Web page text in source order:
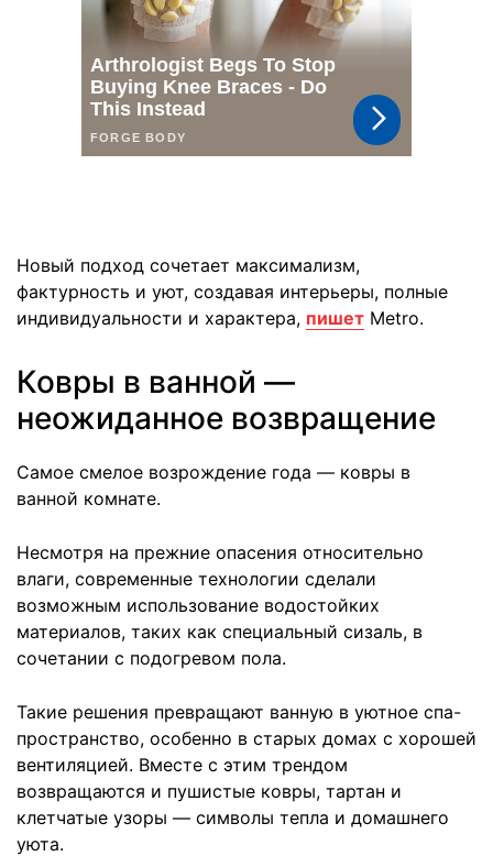
Новый подход сочетает максимализм,
фактурность и уют, создавая интерьеры, полные
индивидуальности и характера, пишет Metro.
Ковры в ванной —
неожиданное возвращение
Самое смелое возрождение года — ковры в
ванной комнате.
Несмотря на прежние опасения относительно
влаги, современные технологии сделали
возможным использование водостойких
материалов, таких как специальный сизаль, в
сочетании с подогревом пола.
Такие решения превращают ванную в уютное спа-
пространство, особенно в старых домах с хорошей
вентиляцией. Вместе с этим трендом
возвращаются и пушистые ковры, тартан и
клетчатые узоры — символы тепла и домашнего
уюта.